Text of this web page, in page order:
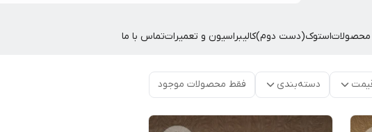
استوک(دست دوم)کالیبراسیون و تعمیراتتماس با ما
دسته‌بندی فقط محصولات موجود